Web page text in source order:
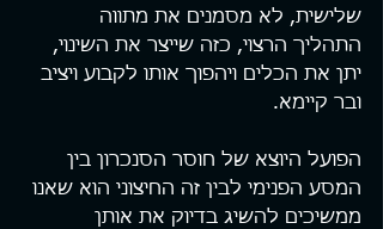
שלישית, לא מסמנים את מתווה
התהליך הרצוי, כזה שייצר את השינוי,
יתן את הכלים ויהפוך אותו לקבוע ויציב
ובר קיימא.
הפועל היוצא של חוסר הסנכרון בין
המסע הפנימי לבין זה החיצוני הוא שאנו
ממשיכים להשיג בדיוק את אותן